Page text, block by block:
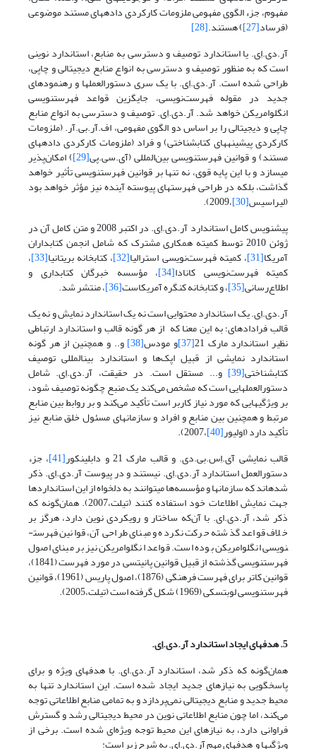
مفهوم، جزء الگوی مفهومی ملزومات کارکردی داده­های مستند موضوعی
(فرساد[27] ) هستند.[28]
آر.دی.اِی. یا استاندارد توصیف و دسترسی به منابع، استاندارد نوینی
است که به منظور توصیف و دسترسی به انواع منابع دیجیتالی و چاپی،
طراحی شده است. آر.دی.اِی. با یک سری دستورالعمل­ها و رهنمودهای
جدید در مقوله فهرست‌نویسی، جایگزین قواعد فهرست­نویسی
انگلوامریکن خواهد شد. آر.دی.اِی. توصیف و دسترسی به انواع منابع
چاپی و دیجیتالی را بر اساس دو الگوی مفهومی، اف.آر.بی.آر. (ملزومات
کارکردی پیشینه­های کتابشناختی) و فراد (ملزومات کارکردی داده­های
مستند) و قوانین فهرست­نویسی بین‌المللی (آی.سی.پی[29] ) امکان‌پذیر
می­سازد و با این پایه قوی، نه تنها بر قوانین فهرست­نویسی تأثیر خواهد
گذاشت، بلکه در طراحی فهرستهای پیوسته آینده نیز مؤثر خواهد بود
(لیراسیس[30]
،2009).
پیش­نویس کامل استاندارد آر.دی.اِی. در اکتبر 2008 و متن کامل آن در
ژوئن 2010 توسط کمیته همکاری مشترک که شامل انجمن کتابداران
آمریکا[31] ، کمیته فهرست‌نویسی استرالیا[32] ، کتابخانه‌ بریتانیا[33] ،
کمیته فهرست‌نویسی کانادا[34] ، مؤسسه خبرگان کتابداری و
اطلاع‌رسانی[35] ، و کتابخانه کنگره آمریکاست[36]
، منتشر شد.
آر.دی.اِی. یک استاندارد محتوایی است نه یک استاندارد نمایش و نه یک
قالب فراداده­ای؛ به این معنا که از هر گونه قالب و استاندارد ارتباطی
نظیر استاندارد مارک 21 [37] و مودس[38] و.. و همچنین از هر گونه
استاندارد نمایشی از قبیل اپک‌ها و استاندارد بین­المللی توصیف
کتابشناختی[39] و... مستقل است. در حقیقت، آر.دی.اِی. شامل
دستورالعملهایی است که مشخص می‌کند یک منبع چگونه توصیف شود،
بر ویژگیهایی که مورد نیاز کاربر است تأکید می‌کند و بر روابط بین منابع
مرتبط و همچنین بین منابع و افراد و سازمانهای مسئول خلق منابع نیز
تأکید دارد (اولیور[40]
،2007).
قالب نمایشی آی.اِس.بی.دی. و قالب مارک 21 و دابلین­کور
[41] ، جزء
دستورالعمل استاندارد آر.دی.اِی. نیستند و در پیوست­ آر.دی.اِی. ذکر
شده­اند که سازمانها و مؤسسه‌ها می­توانند به دلخواه از این استانداردها
جهت نمایش اطلاعات خود استفاده کنند (تیلت،2007). همان‌گونه که
ذکر شد، آر.دی.ای. با آن‌که ساختار و رویکردی نوین دارد، هرگز بر
خلاف قواعد گذشته حرکت نکرده و مبنای طراحی آن، قوانین فهرست­
نویسی انگلوامریکن بوده است. قواعد انگلوامریکن نیز بر مبنای اصول
فهرست­نویسی گذشته از قبیل قوانین پانیتسی در مورد فهرست (1841)،
قوانین کاتر برای فهرست فرهنگی (1876)، اصول پاریس (1961)، قوانین
فهرست­نویسی لوبتسکی (1969) شکل گرفته است (تیلت،2005).
5. هدفهای ایجاد استاندارد آر.دی.اِی.
همان‌گونه که ذکر شد، استاندارد آر.دی.ای. با هدفهای ویژه‌ و برای
پاسخگویی به نیازهای جدید ایجاد شده است. این استاندارد تنها به
محیط جدید و منابع دیجیتالی نمی‌پردازد و به تمامی منابع اطلاعاتی توجه
می‌کند، اما چون منابع اطلاعاتی نوین در محیط دیجیتالی رشد و گسترش
فراوانی دارد، به نیازهای این محیط توجه ویژه‌ای شده است. برخی از
ویژگیها و هدفهای مهم آر.دی.ای. به شرح زیر است: